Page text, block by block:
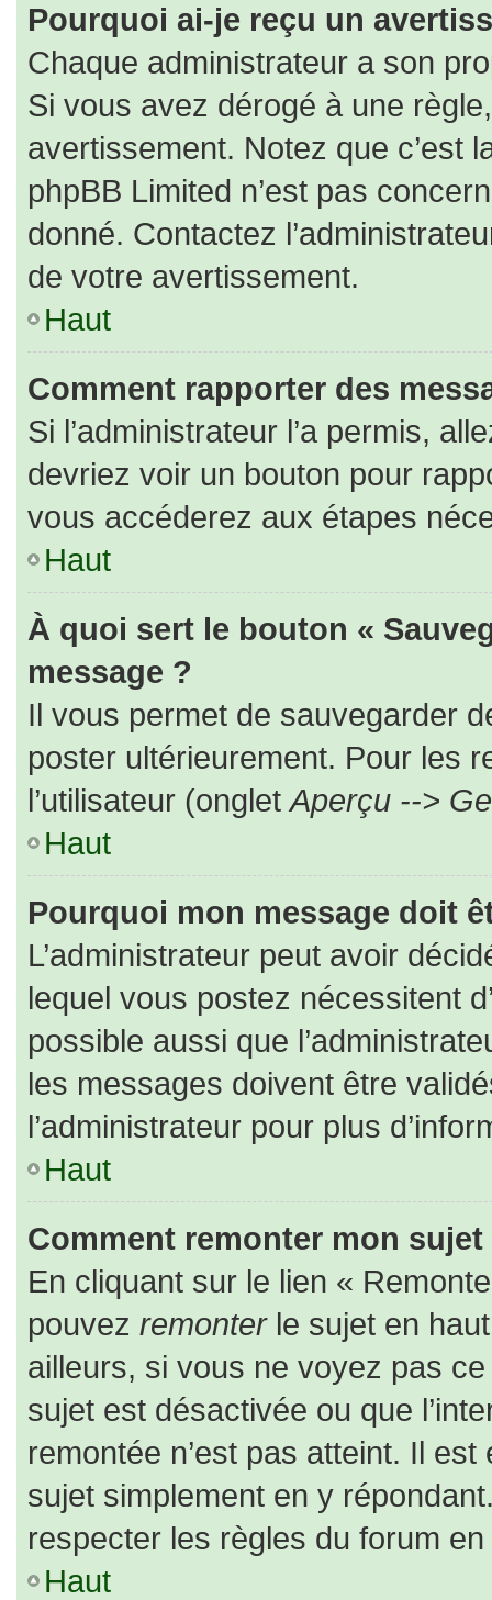
Pourquoi ai-je reçu un
Chaque administrateur a son
Si vous avez dérogé à une
avertissement. Notez que c’est
phpBB Limited n’est pas
donné. Contactez
de votre avertissement.
Haut
Comment rapporter des
Si l’administrateur l’a permis,
devriez voir un bouton pour
vous accéderez aux étapes
Haut
À quoi sert le bouton «
message ?
Il vous permet de sauvegarder
poster ultérieurement. Pour les
l’utilisateur (ongletAperçu -->
Haut
Pourquoi mon message doit
L’administrateur peut avoir
lequel vous postez nécessitent
possible aussi que
les messages doivent être
l’administrateur pour plus
Haut
Comment remonter mon sujet
En cliquant sur le lien «
pouvez remonterle sujet en
ailleurs, si vous ne voyez pas
sujet est désactivée ou que
remontée n’est pas atteint. Il
sujet simplement en y
respecter les règles du forum
Haut